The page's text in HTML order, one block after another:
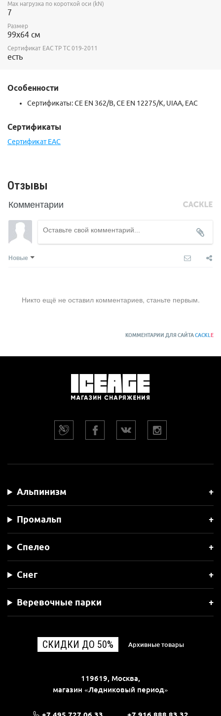
Max нагрузка по короткой оси (kN)
7
Размер
99х64 см
Сертификат ЕАС ТР ТС 019-2011
есть
Особенности
Сертификаты:CE EN 362/B,CE EN 12275/K, UIAA, ЕАС
Сертификаты
Сертификат ЕАС
Отзывы
Комментарии
Новые
Никто ещё не оставил комментариев, станьте первым.
КОММЕНТАРИИ ДЛЯ САЙТАCACKL E
Альпинизм
Промальп
Спелео
Снег
Веревочные парки
СКИДКИ ДО 50% Архивные товары
119619, Москва,
магазин «Ледниковый период»